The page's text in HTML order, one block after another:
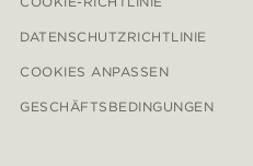
DATENSCHUTZRICHTLINIE
COOKIES ANPASSEN
GESCHÄFTSBEDINGUNGEN